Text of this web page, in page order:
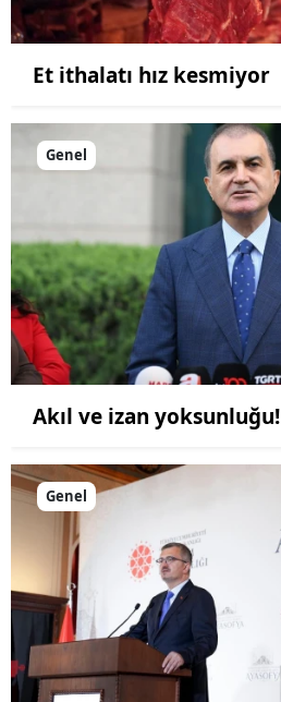
Et ithalatı hız kesmiyor
Genel
Akıl ve izan yoksunluğu!
Genel